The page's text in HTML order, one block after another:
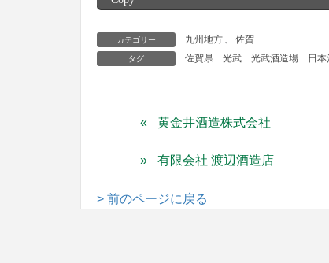
カテゴリー 九州地方 佐賀
タグ 佐賀県 光武 光武酒造場 日本
黄金井酒造株式会社
有限会社 渡辺酒造店
> 前のページに戻る